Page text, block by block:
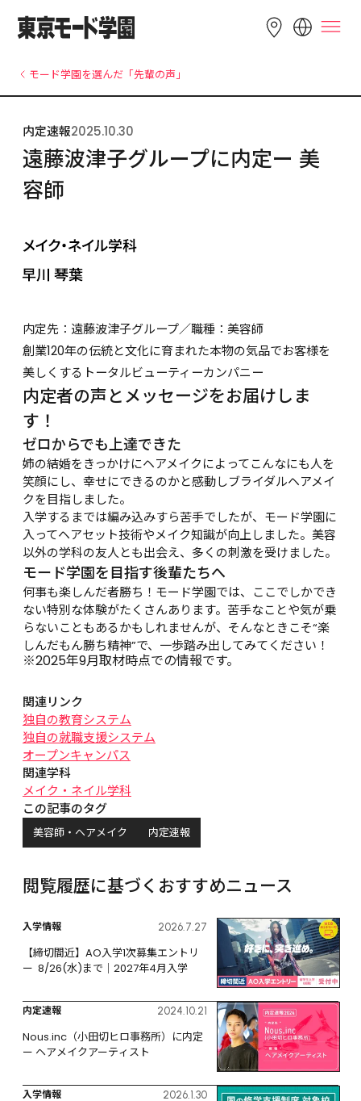
English 简体中文 繁體中文
한국어 Tiếng Việt
Indonesia
モード学園を選んだ「先輩の声」
内定速報2025.10.30
遠藤波津子グループに内定ー 美
容師
内定先：遠藤波津子グループ／職種：美容師
創業120年の伝統と文化に育まれた本物の気品でお客様を
美しくするトータルビューティーカンパニー
内定者の声とメッセージをお届けしま
す！
ゼロからでも上達できた
姉の結婚をきっかけにヘアメイクによってこんなにも人を
笑顔にし、幸せにできるのかと感動しブライダルヘアメイ
クを目指しました。
入学するまでは編み込みすら苦手でしたが、モード学園に
入ってヘアセット技術やメイク知識が向上しました。美容
以外の学科の友人とも出会え、多くの刺激を受けました。
モード学園を目指す後輩たちへ
何事も楽しんだ者勝ち！モード学園では、ここでしかでき
ない特別な体験がたくさんあります。苦手なことや気が乗
らないこともあるかもしれませんが、そんなときこそ“楽
しんだもん勝ち精神”で、一歩踏み出してみてください！
※2025年9月取材時点での情報です。
関連リンク
独自の教育システム
独自の就職支援システム
オープンキャンパス
関連学科
メイク・ネイル学科
この記事のタグ
美容師・ヘアメイク 内定速報
閲覧履歴に基づくおすすめニュース
入学情報 2026.7.27
【締切間近】AO入学1次募集エントリ
ー  8/26(水)まで｜2027年4月入学
内定速報 2024.10.21
Nous.inc（小田切ヒロ事務所）に内定
ー ヘアメイクアーティスト
入学情報 2026.1.30